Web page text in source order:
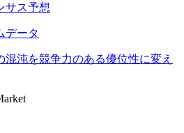
サス予想
データ
混沌を競争力のある優位性に変え